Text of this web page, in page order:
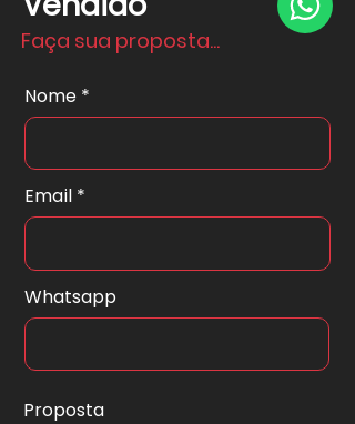
Faça sua proposta...
Nome
Email
Whatsapp
Proposta